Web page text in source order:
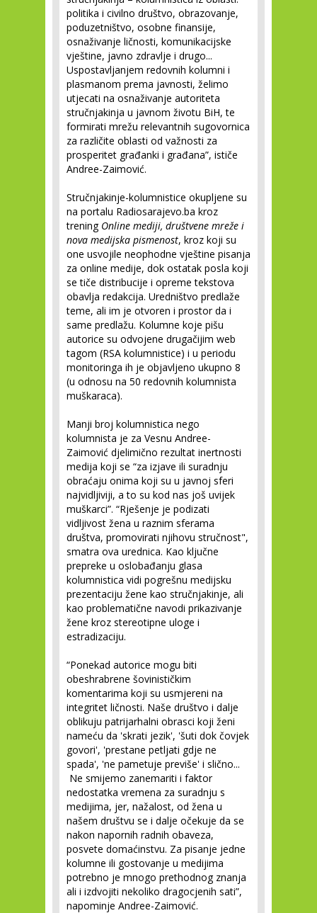
politika i civilno društvo, obrazovanje,
poduzetništvo, osobne finansije,
osnaživanje ličnosti, komunikacijske
vještine, javno zdravlje i drugo...
Uspostavljanjem redovnih kolumni i
plasmanom prema javnosti, želimo
utjecati na osnaživanje autoriteta
stručnjakinja u javnom životu BiH, te
formirati mrežu relevantnih sugovornica
za različite oblasti od važnosti za
prosperitet građanki i građana”, ističe
Andree-Zaimović.
Stručnjakinje-kolumnistice okupljene su
na portalu Radiosarajevo.ba kroz
trening Online mediji, društvene mreže i
nova medijska pismenost, kroz koji su
one usvojile neophodne vještine pisanja
za online medije, dok ostatak posla koji
se tiče distribucije i opreme tekstova
obavlja redakcija. Uredništvo predlaže
teme, ali im je otvoren i prostor da i
same predlažu. Kolumne koje pišu
autorice su odvojene drugačijim web
tagom (RSA kolumnistice) i u periodu
monitoringa ih je objavljeno ukupno 8
(u odnosu na 50 redovnih kolumnista
muškaraca).
Manji broj kolumnistica nego
kolumnista je za Vesnu Andree-
Zaimović djelimično rezultat inertnosti
medija koji se “za izjave ili suradnju
obraćaju onima koji su u javnoj sferi
najvidljiviji, a to su kod nas još uvijek
muškarci”. “Rješenje je podizati
vidljivost žena u raznim sferama
društva, promovirati njihovu stručnost",
smatra ova urednica. Kao ključne
prepreke u oslobađanju glasa
kolumnistica vidi pogrešnu medijsku
prezentaciju žene kao stručnjakinje, ali
kao problematične navodi prikazivanje
žene kroz stereotipne uloge i
estradizaciju.
“Ponekad autorice mogu biti
obeshrabrene šovinističkim
komentarima koji su usmjereni na
integritet ličnosti. Naše društvo i dalje
oblikuju patrijarhalni obrasci koji ženi
nameću da 'skrati jezik', 'šuti dok čovjek
govori', 'prestane petljati gdje ne
spada', 'ne pametuje previše' i slično...
Ne smijemo zanemariti i faktor
nedostatka vremena za suradnju s
medijima, jer, nažalost, od žena u
našem društvu se i dalje očekuje da se
nakon napornih radnih obaveza,
posvete domaćinstvu. Za pisanje jedne
kolumne ili gostovanje u medijima
potrebno je mnogo prethodnog znanja
ali i izdvojiti nekoliko dragocjenih sati”,
napominje Andree-Zaimović.